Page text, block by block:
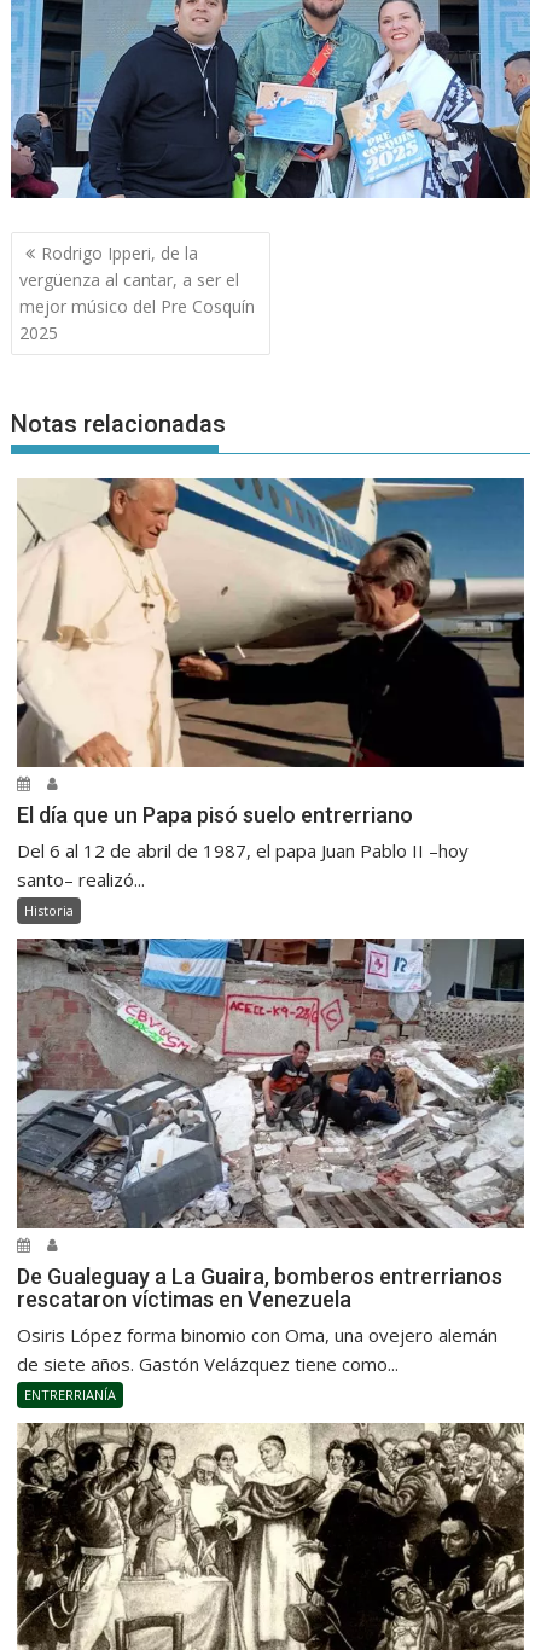
Navegación
de
entradas
Rodrigo Ipperi, de la
vergüenza al cantar, a ser el
mejor músico del Pre Cosquín
2025
Notas relacionadas
El día que un Papa pisó suelo entrerriano
Del 6 al 12 de abril de 1987, el papa Juan Pablo II –hoy
santo– realizó...
Historia
De Gualeguay a La Guaira, bomberos entrerrianos
rescataron víctimas en Venezuela
Osiris López forma binomio con Oma, una ovejero alemán
de siete años. Gastón Velázquez tiene como...
ENTRERRIANÍA